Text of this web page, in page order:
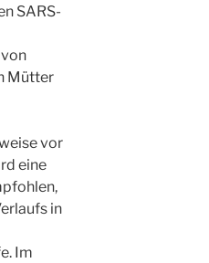
SARS-
Mütter
vor
eine
in
Im